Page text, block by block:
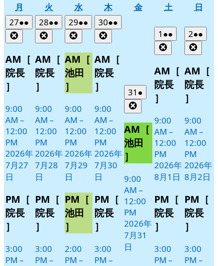
月
曜
日
火
曜
日
水水
曜
日
木木
曜
日
金金
土土
日
日
日
272026
年
7
月
27
日
●●
件
の
イ
ベ
ン
ト)
AM［
院長
］
9:00
AM –
12:00
PM
2026年
7月27
日
PM［
院長
］
3:00
PM –
282026
年
7
月
28
日
●●
件
の
イ
ベ
ン
ト)
AM［
院長
］
9:00
AM –
12:00
PM
2026年
7月28
日
PM［
院長
］
3:00
PM –
292026
年
7
月
29
日
●●
件
の
イ
ベ
ン
ト)
AM［
池田
］
9:00
AM –
12:00
PM
2026年
7月29
日
PM［
池田
］
2:00
PM –
302026
年
7
月
30
日
●●
件
イ
ベ
AM［
院長
］
9:00
AM –
12:00
PM
2026年
7月30
日
PM［
院長
］
3:00
PM –
31 2026
年
7
月
31
日
●
件
イ
ベ
ン
ト)
Close
AM［
池田
］
9:00
AM –
12:00
PM
2026年
7月31
日
1 2026
年
8
月
1
日
●●
件
イ
ベ
ン
AM［
院長
］
9:00
AM –
12:00
PM
2026年
8月1日
PM［
院長
］
3:00
PM –
22026
年
8
月
2
日
●●
件
イ
ベ
ン
AM［
院長
］
9:00
AM –
12:00
PM
2026年
8月2日
PM［
院長
］
3:00
PM –